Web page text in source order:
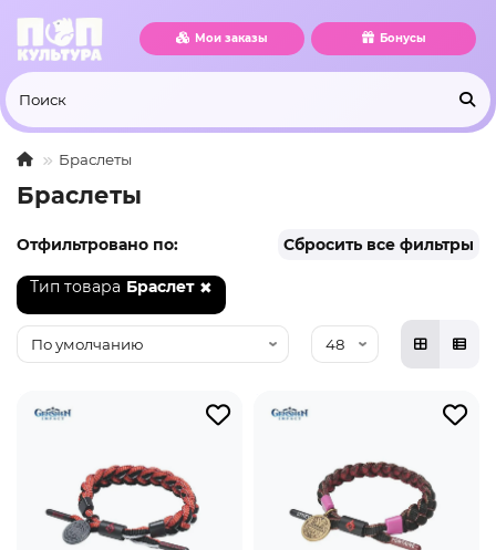
Мои заказы Бонусы
Браслеты
Браслеты
Отфильтровано по: Сбросить все фильтры
Тип товара Браслет